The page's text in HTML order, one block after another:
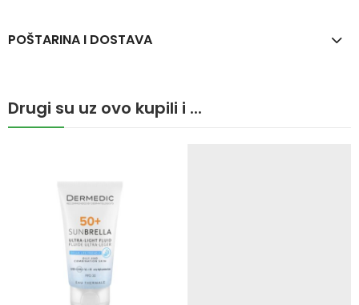
POŠTARINA I DOSTAVA
Drugi su uz ovo kupili i ...